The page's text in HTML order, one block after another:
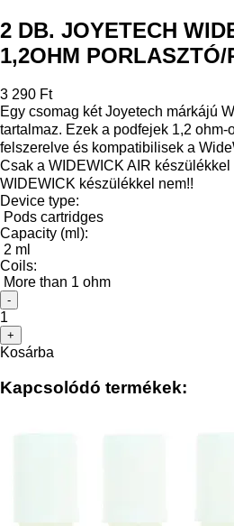
2 DB. JOYETECH
1,2OHM PORLASZTÓ/
3 290 Ft
Egy csomag két Joyetech márkájú
tartalmaz. Ezek a podfejek 1,2
felszerelve és kompatibilisek a
Csak a WIDEWICK AIR
WIDEWICK készülékkel nem!!
Device type:
Pods cartridges
Capacity (ml):
2 ml
Coils:
More than 1 ohm
-
1
+
Kosárba
Kapcsolódó termékek: